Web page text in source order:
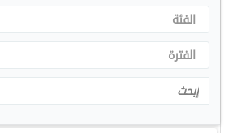
الفئة
الفترة
Search